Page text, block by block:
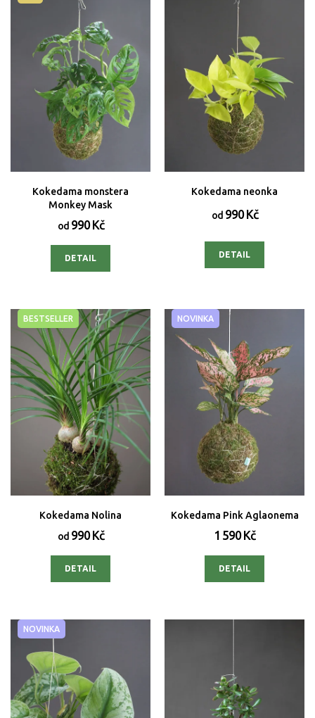
Kokedama monstera
Monkey Mask
od990 Kč
DETAIL
Kokedama neonka
od990 Kč
DETAIL
BESTSELLER
Kokedama Nolina
od990 Kč
DETAIL
NOVINKA
Kokedama Pink Aglaonema
1 590 Kč
DETAIL
NOVINKA